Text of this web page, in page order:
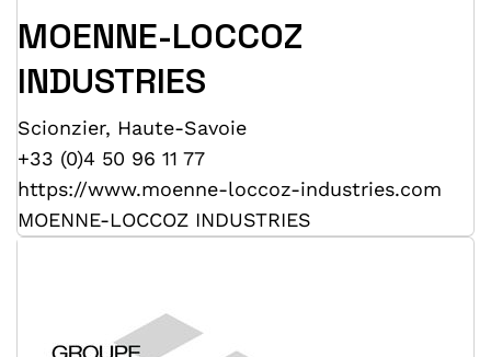
MOENNE-LOCCOZ
INDUSTRIES
Scionzier, Haute-Savoie
+33 (0)4 50 96 11 77
https://www.moenne-loccoz-industries.com
MOENNE-LOCCOZ INDUSTRIES